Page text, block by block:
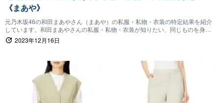
《まあや》
元乃木坂46の和田まあやさん（まあや）の私服・私物・衣装の特定結果を紹介
しています。和田まあやさんの私服・私物・衣装が知りたい、同じものを身に
つけたいファンの方は参考にしていただけると嬉しいです。
2023年12月16日